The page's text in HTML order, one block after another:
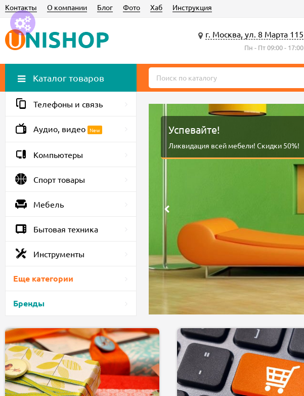
Контакты О компании Блог Фото Хаб Инструкция
г. Москва, ул. 8 Марта 115
Пн - Пт 09:00 - 17:00
Каталог товаров
Телефоны и связь
Аудио, видео New
Компьютеры
Спорт товары
Мебель
Бытовая техника
Инструменты
Еще категории
Бренды
Успевайте!
Ликвидация всей мебели! Скидки 50%!